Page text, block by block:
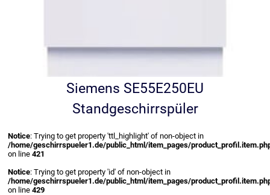
Siemens SE55E250EU
Standgeschirrspüler
Notice: Trying to get property 'ttl_highlight' of non-object in
/home/geschirrspueler1.de/public_html/item_pages/
on line421
Notice: Trying to get property 'id' of non-object in
/home/geschirrspueler1.de/public_html/item_pages/
on line429